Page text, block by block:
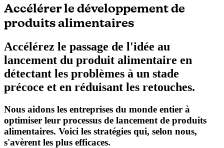
Accélérer le développement de
produits alimentaires
Accélérez le passage de l'idée au
lancement du produit alimentaire en
détectant les problèmes à un stade
précoce et en réduisant les retouches.
Nous aidons les entreprises du monde entier à
optimiser leur processus de lancement de produits
alimentaires. Voici les stratégies qui, selon nous,
s'avèrent les plus efficaces.